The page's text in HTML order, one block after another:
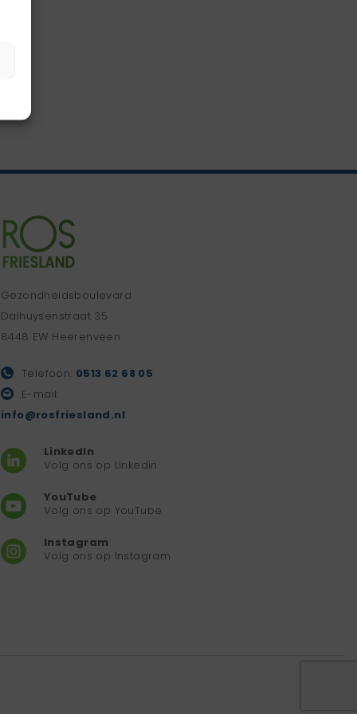
Gezondheidsboulevard
Dalhuysenstraat 35
8448 EW Heerenveen
Telefoon: 0513 62 68 05
E-mail:
info@rosfriesland.nl
LinkedIn
Volg ons op Linkedin
YouTube
Volg ons op YouTube
Instagram
Volg ons op Instagram